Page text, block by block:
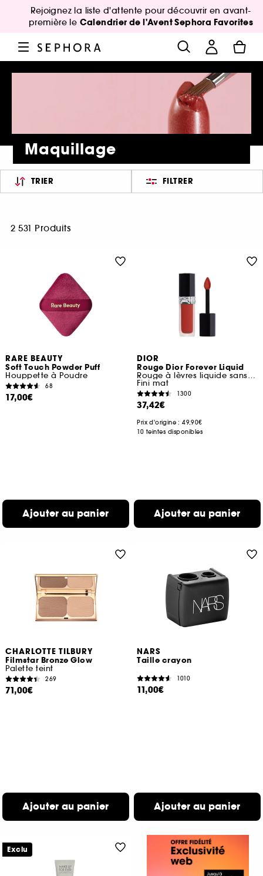
Rejoignez la liste d'attente pour découvrir en avant-
première le Calendrier de l'Avent Sephora Favorites
Maquillage
TRIER FILTRER
2 531 Produits
RARE BEAUTY
Soft Touch Powder Puff
Houppette à Poudre
68
17,00€
Ajouter au panier
DIOR
Rouge Dior Forever Liquid
Rouge à lèvres liquide sans transfert
Fini mat
1300
37,42€
Prix d'origine : 49,90€
10 teintes disponibles
Ajouter au panier
CHARLOTTE TILBURY
Filmstar Bronze Glow
Palette teint
269
71,00€
Ajouter au panier
NARS
Taille crayon
1010
11,00€
Ajouter au panier
Exclu